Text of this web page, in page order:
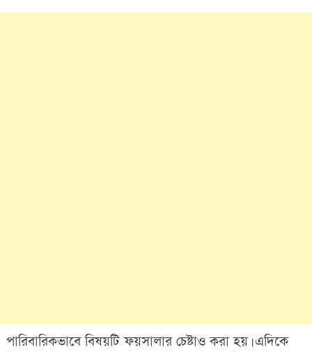
পারিবারিকভাবে বিষয়টি ফয়সালার চেষ্টাও করা হয়। এদিকে